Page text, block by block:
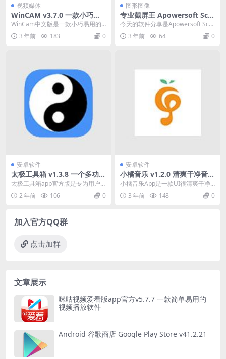
视频媒体
WinCAM v3.7.0 一款小巧易
用的屏幕录像软件
WinCam中文版是一款小巧易用的
屏幕录像软件,WinCam破解版录像
工具能够得...
3 年前 183 0
图形图像
专业截屏王 Apowersoft Scre
en Capture Pro 1.5.1.2 中文
版下载
今天的软件分享是Apowersoft Scre
en Capture，该软件是一款...
3 年前 64 0
安卓软件
太极工具箱 v1.3.8 一个多功能
手机工具箱软件
太极工具箱app官方版是专为用户
打造的一个多功能手机工具箱软
件，在这里用户可以通...
2 年前 106 0
安卓软件
小橘音乐 v1.2.0 清爽干净音乐
下载神器，全网音乐无损音质
下载
小橘音乐App是一款UI很清爽干净
音乐下载神器，全网音乐无损音质
下载，多种音质，...
3 年前 148 0
加入官方QQ群
点击加群
文章展示
咪咕视频爱看版app官方v5.7.7 一款简单易用的
视频播放软件
Android 谷歌商店 Google Play Store v41.2.21